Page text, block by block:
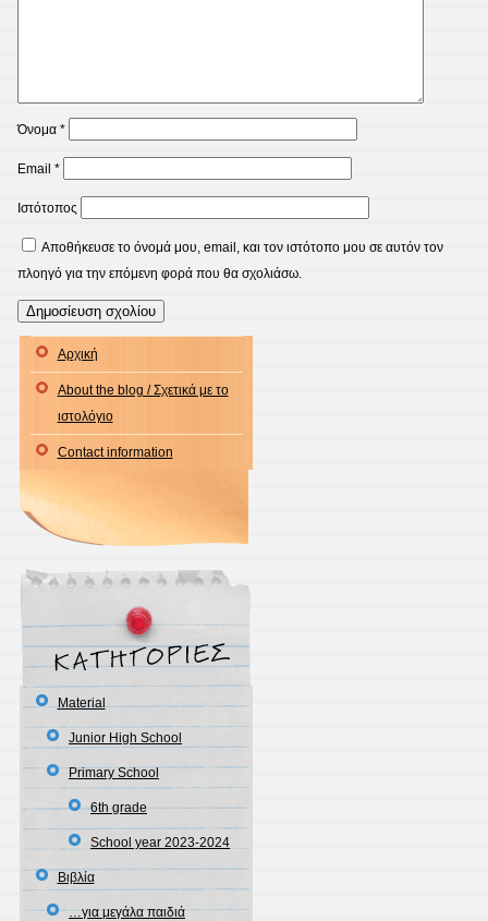
Όνομα *
Email *
Ιστότοπος
Αποθήκευσε το όνομά μου, email, και τον ιστότοπο μου σε αυτόν τον
πλοηγό για την επόμενη φορά που θα σχολιάσω.
Αρχική
About the blog / Σχετικά με το
ιστολόγιο
Contact information
Material
Junior High School
Primary School
6th grade
School year 2023-2024
Βιβλία
…για μεγάλα παιδιά